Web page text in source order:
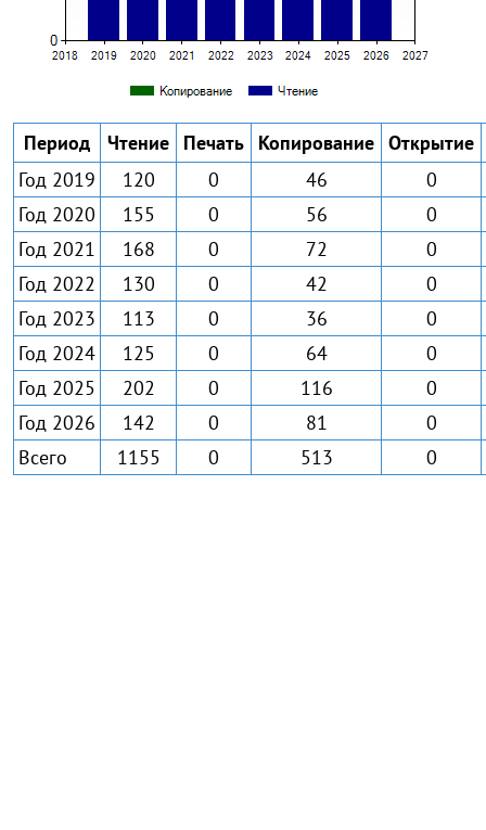
Период Чтение Печать Копирование Открытие
Год 2019
120 0 46
0
Год 2020
155 0 56
0
Год 2021
168 0 72
0
Год 2022
130 0 42
0
Год 2023
113 0 36
0
Год 2024
125 0 64
0
Год 2025
202 0 116
0
Год 2026
142 0 81
0
Всего
1155 0 513 0